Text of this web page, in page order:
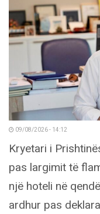
09/08/2026 - 14:12
Kryetari i
pas largimit të
një hoteli në
ardhur pas